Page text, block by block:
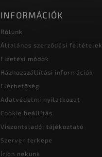
INFORMÁCIÓK
Rólunk
Általános szerződési feltételek
Fizetési módok
Házhozszállítási információk
Elérhetőség
Adatvédelmi nyilatkozat
Cookie beállítás
Viszonteladói tájékoztató
Szerver terkepe
Írjon nekünk